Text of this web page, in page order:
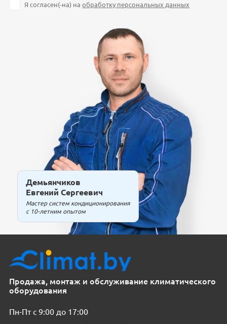
Я согласен(-на) наобработку персональных данных
Демьянчиков
Евгений Сергеевич
Мастер систем кондиционирования
с 10-летним опытом
Продажа, монтаж и обслуживание климатического
оборудования
Пн-Пт с 9:00 до 17:00